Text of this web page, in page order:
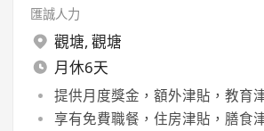
匯誠人力
觀塘, 觀塘
月休6天
提供月度獎金，額外津貼，教育
享有免費職餐，住房津貼，膳食